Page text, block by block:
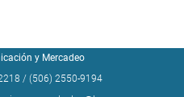
y Mercadeo
/ (506) 2550-9194